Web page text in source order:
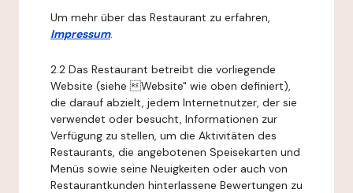
Um mehr über das Restaurant zu erfahren,
Impressum.
2.2 Das Restaurant betreibt die vorliegende
Website (siehe Website" wie oben definiert),
die darauf abzielt, jedem Internetnutzer, der sie
verwendet oder besucht, Informationen zur
Verfügung zu stellen, um die Aktivitäten des
Restaurants, die angebotenen Speisekarten und
Menüs sowie seine Neuigkeiten oder auch von
Restaurantkunden hinterlassene Bewertungen zu